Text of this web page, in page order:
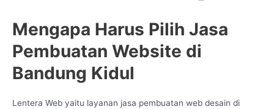
Mengapa Harus Pilih Jasa
Pembuatan Website di
Bandung Kidul
Lentera Web yaitu layanan jasa pembuatan web desain di